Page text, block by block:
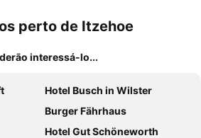
perto de Itzehoe
interessá-lo...
Hotel Busch in Wilster
Burger Fährhaus
Hotel Gut Schöneworth